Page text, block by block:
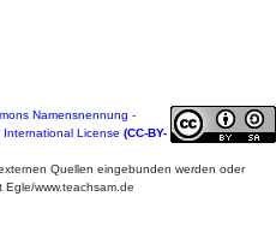
Namensnennung -
License (CC-BY-
Quellen eingebunden werden oder
www.teachsam.de